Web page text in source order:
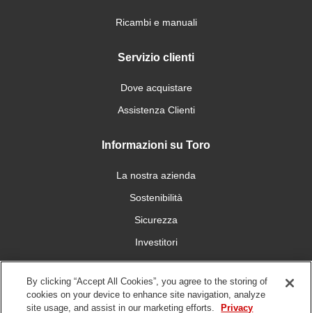
Ricambi e manuali
Servizio clienti
Dove acquistare
Assistenza Clienti
Informazioni su Toro
La nostra azienda
Sostenibilità
Sicurezza
Investitori
Carriera
Connettiti con noi
By clicking “Accept All Cookies”, you agree to the storing of
cookies on your device to enhance site navigation, analyze
site usage, and assist in our marketing efforts.
Privacy